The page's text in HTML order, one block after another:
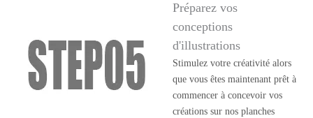
Préparez vos
conceptions
d'illustrations
Stimulez votre créativité alors
que vous êtes maintenant prêt à
commencer à concevoir vos
créations sur nos planches